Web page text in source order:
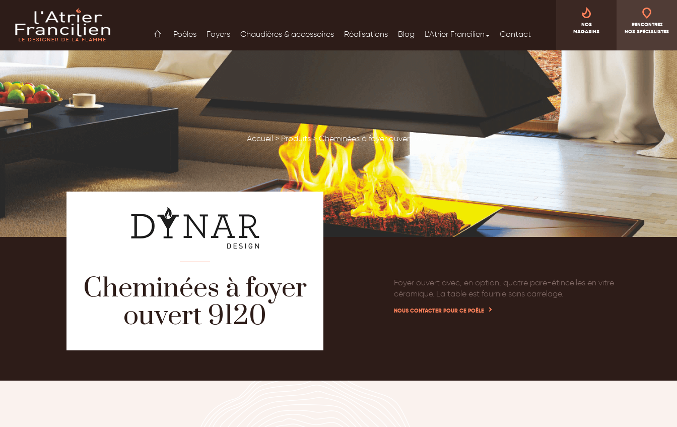
Poêles Foyers Chaudières & accessoires Réalisations Blog L’Atrier Francilien Contact
RENCONTREZ
NOS SPÉCIALISTES
NOS
MAGASINS
Accueil>Produits>Cheminées à foyer ouvert 9120
Cheminées à foyer
ouvert 9120
Foyer ouvert avec, en option, quatre pare-étincelles en vitre
céramique. La table est fournie sans carrelage.
NOUS CONTACTER POUR CE POÊLE